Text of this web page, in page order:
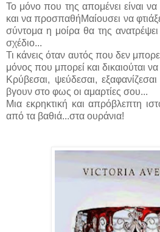
Το μόνο που της απομένει είναι να
και να προσπαθήΜαίουσει να
σύντομα η μοίρα θα της
σχέδιο...
Τι κάνεις όταν αυτός που δεν
μόνος που μπορεί και δικαιούται να
Κρύβεσαι, ψεύδεσαι,
βγουν στο φως οι αμαρτίες σου...
Μια εκρηκτική και απρόβλεπτη
από τα βαθιά...στα ουράνια!